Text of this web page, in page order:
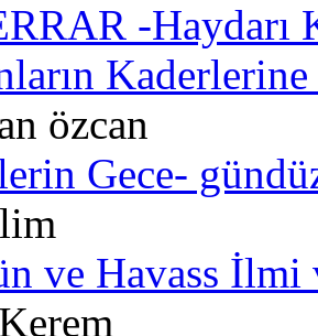
-Haydarı
özcan
Gece-
ve Havass İlmi
Kerem